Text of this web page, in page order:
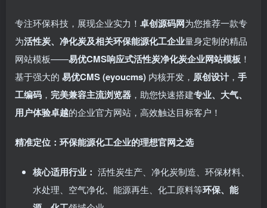
专注环保科技，展现企业实力！​ 卓创源码网为您推荐一款专
为活性炭、净化炭及相关环保能源化工企业量身定制的精品
网站模板——易优CMS响应式活性炭净化炭企业网站模板 ！
基于强大的 ​ 易优CMS (eyoucms) 内核开发，​ 原创设计，​ 手
工编码 ，​ 完美兼容主流浏览器 ，助您快速搭建专业、大气、
用户体验卓越的企业官方网站，高效触达目标客户！
精准定位：环保能源化工企业的理想官网之选
核心适用行业：​ 活性炭生产、净化炭制造、环保材料、
水处理、空气净化、能源再生、化工原料等环保、能